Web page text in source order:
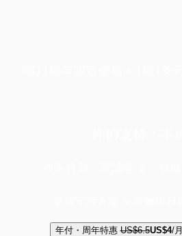
年付・周年特惠 US$6.5US$4/月